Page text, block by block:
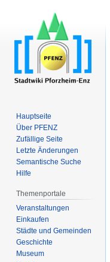
Hauptseite
Über PFENZ
Zufällige Seite
Letzte Änderungen
Semantische Suche
Hilfe
Themenportale
Veranstaltungen
Einkaufen
Städte und Gemeinden
Geschichte
Museum